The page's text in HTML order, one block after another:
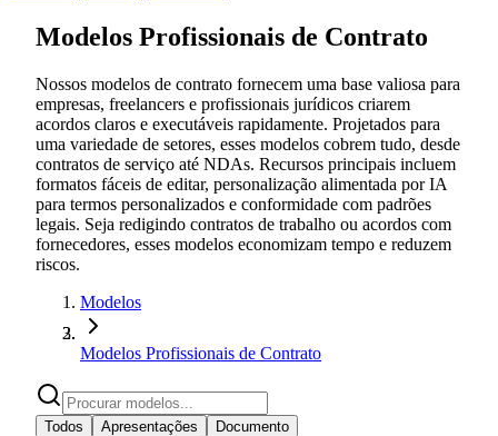
Modelos Profissionais de Contrato
Nossos modelos de contrato fornecem uma base valiosa para
empresas, freelancers e profissionais jurídicos criarem
acordos claros e executáveis rapidamente. Projetados para
uma variedade de setores, esses modelos cobrem tudo, desde
contratos de serviço até NDAs. Recursos principais incluem
formatos fáceis de editar, personalização alimentada por IA
para termos personalizados e conformidade com padrões
legais. Seja redigindo contratos de trabalho ou acordos com
fornecedores, esses modelos economizam tempo e reduzem
riscos.
Modelos
Modelos Profissionais de Contrato
Todos Apresentações Documento